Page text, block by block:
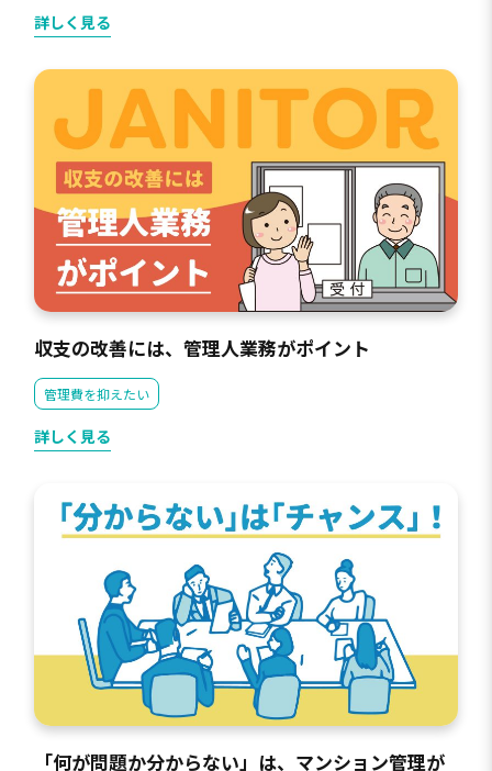
詳しく見る
収支の改善には、管理人業務がポイント
管理費を抑えたい
詳しく見る
「何が問題か分からない」は、マンション管理が